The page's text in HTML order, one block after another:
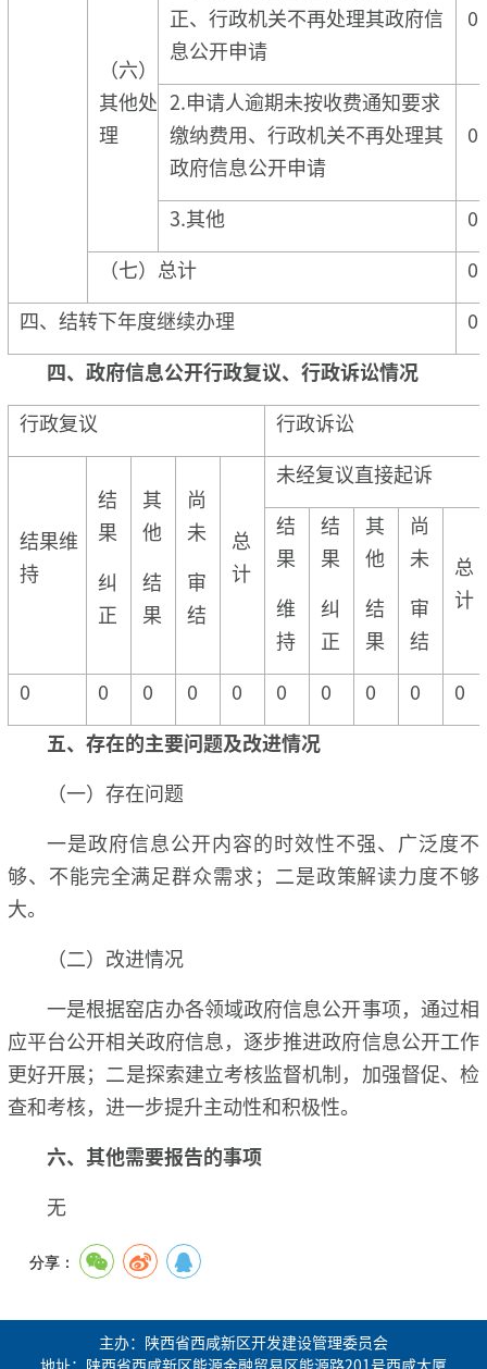
（六）
其他处
理
正、行政机关不再处理其政府信
息公开申请
0
2.申请人逾期未按收费通知要求
缴纳费用、行政机关不再处理其
政府信息公开申请
0
3.其他
0
（七）总计
0
四、结转下年度继续办理
0
四、政府信息公开行政复议、行政诉讼情况
行政复议
行政诉讼
结果维
持
结
果
纠
正
其
他
结
果
尚
未
审
结
总
计
未经复议直接起诉
结
果
维
持
结
果
纠
正
其
他
结
果
尚
未
审
结
总
计
0 0 0 0 0 0 0 0 0
0
五、存在的主要问题及改进情况
（一）存在问题
一是政府信息公开内容的时效性不强、广泛度不
够、不能完全满足群众需求；二是政策解读力度不够
大。
（二）改进情况
一是根据窑店办各领域政府信息公开事项，通过相
应平台公开相关政府信息，逐步推进政府信息公开工作
更好开展；二是探索建立考核监督机制，加强督促、检
查和考核，进一步提升主动性和积极性。
六、其他需要报告的事项
无
分享：
主办：陕西省西咸新区开发建设管理委员会
地址：陕西省西咸新区能源金融贸易区能源路201号西咸大厦